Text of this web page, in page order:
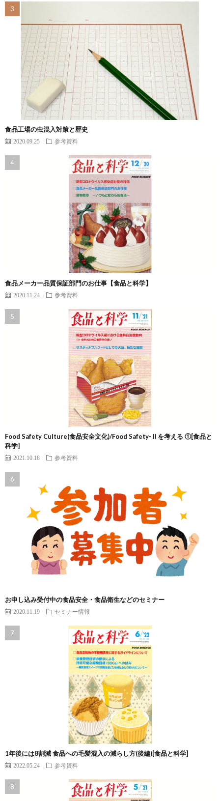
食品工場の虫混入対策と歴史
2020.09.25 参考資料
食品メーカー品質保証部門のお仕事【食品と科学】
2020.11.24 参考資料
Food Safety Culture(食品安全文化)/Food Safety-Ⅱを考える ①[食品と
科学]
2021.10.18 参考資料
お申し込み受付中の食品安全・食品衛生などのセミナー
2020.11.19 セミナー情報
1年後には8割減 食品への毛髪混入の減らし方(後編)[食品と科学]
2022.05.24 参考資料